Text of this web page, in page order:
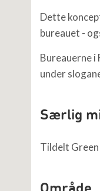
Dette
bureauet -
Bureauerne
under
Særlig
Tildelt
Område